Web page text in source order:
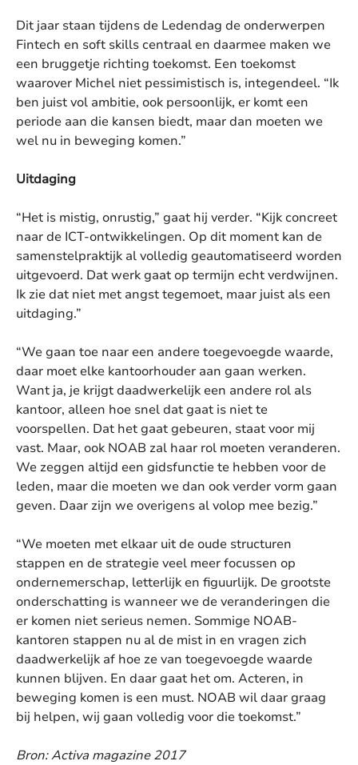
Dit jaar staan tijdens de Ledendag de onderwerpen
Fintech en soft skills centraal en daarmee maken we
een bruggetje richting toekomst. Een toekomst
waarover Michel niet pessimistisch is, integendeel. “Ik
ben juist vol ambitie, ook persoonlijk, er komt een
periode aan die kansen biedt, maar dan moeten we
wel nu in beweging komen.”
Uitdaging
“Het is mistig, onrustig,” gaat hij verder. “Kijk concreet
naar de ICT-ontwikkelingen. Op dit moment kan de
samenstelpraktijk al volledig geautomatiseerd worden
uitgevoerd. Dat werk gaat op termijn echt verdwijnen.
Ik zie dat niet met angst tegemoet, maar juist als een
uitdaging.”
“We gaan toe naar een andere toegevoegde waarde,
daar moet elke kantoorhouder aan gaan werken.
Want ja, je krijgt daadwerkelijk een andere rol als
kantoor, alleen hoe snel dat gaat is niet te
voorspellen. Dat het gaat gebeuren, staat voor mij
vast. Maar, ook NOAB zal haar rol moeten veranderen.
We zeggen altijd een gidsfunctie te hebben voor de
leden, maar die moeten we dan ook verder vorm gaan
geven. Daar zijn we overigens al volop mee bezig.”
“We moeten met elkaar uit de oude structuren
stappen en de strategie veel meer focussen op
ondernemerschap, letterlijk en figuurlijk. De grootste
onderschatting is wanneer we de veranderingen die
er komen niet serieus nemen. Sommige NOAB-
kantoren stappen nu al de mist in en vragen zich
daadwerkelijk af hoe ze van toegevoegde waarde
kunnen blijven. En daar gaat het om. Acteren, in
beweging komen is een must. NOAB wil daar graag
bij helpen, wij gaan volledig voor die toekomst.”
Bron: Activa magazine 2017